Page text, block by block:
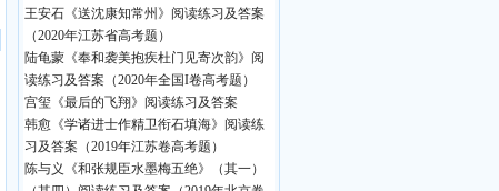
王安石《送沈康知常州》阅读练习及答案
（2020年江苏省高考题）
陆龟蒙《奉和袭美抱疾杜门见寄次韵》阅
读练习及答案（2020年全国I卷高考题）
宫玺《最后的飞翔》阅读练习及答案
韩愈《学诸进士作精卫衔石填海》阅读练
习及答案（2019年江苏卷高考题）
陈与义《和张规臣水墨梅五绝》（其一）